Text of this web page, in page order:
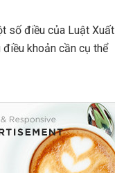
số điều của Luật Xuất
khoản cần cụ thể